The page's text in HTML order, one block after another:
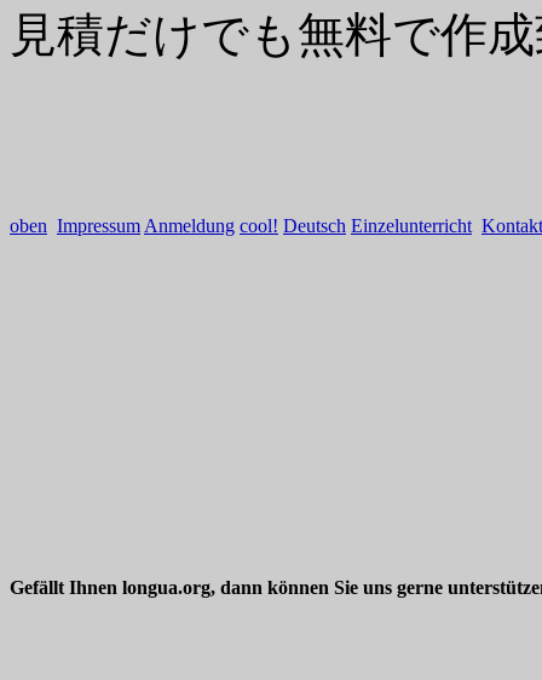
見積だけでも無料で作
oben ImpressumAnmeldung cool! Deutsch Einzelunterricht Kontakt
Gefällt Ihnen longua.org, dann können Sie uns gerne